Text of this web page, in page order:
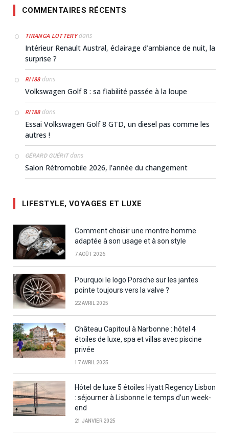
COMMENTAIRES RÉCENTS
TIRANGA LOTTERYdans
Intérieur Renault Austral, éclairage d’ambiance de nuit, la
surprise ?
RI188dans
Volkswagen Golf 8 : sa fiabilité passée à la loupe
RI188dans
Essai Volkswagen Golf 8 GTD, un diesel pas comme les
autres !
GÉRARD GUÉRITdans
Salon Rétromobile 2026, l’année du changement
LIFESTYLE, VOYAGES ET LUXE
Comment choisir une montre homme
adaptée à son usage et à son style
7 AOÛT 2026
Pourquoi le logo Porsche sur les jantes
pointe toujours vers la valve ?
22 AVRIL 2025
Château Capitoul à Narbonne : hôtel 4
étoiles de luxe, spa et villas avec piscine
privée
17 AVRIL 2025
Hôtel de luxe 5 étoiles Hyatt Regency Lisbon
: séjourner à Lisbonne le temps d’un week-
end
21 JANVIER 2025